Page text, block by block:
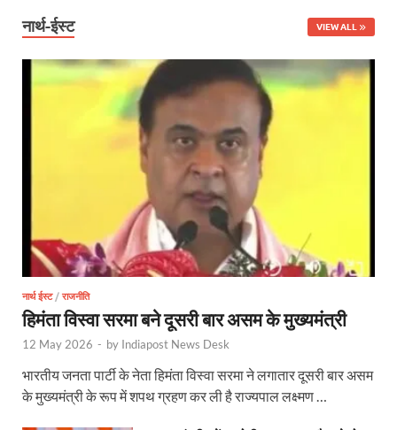
UP Police Recruitments: साल के आखिरी दिन युवाओं को
UP Tourism: योगी सरकार के प्रयास से सनातन का
Indian Railway Network: 2026 के लिए मंच तैयार
Severe cold wave: यूपी में 12वीं तक के सभी स्कूल 1
Ghoda Library Nainital: CM पुष्कर सिंह धामी ने घोड़ा
Millets Organic Food Start UP : सीएम योगी की
Kunda Raja Bhaiya: राजा भैया को मिला 1.5 करोड का
Ankita Bhandari Case: अंकिता भंडारी केस से संबंधित
नार्थ-ईस्ट VIEW ALL
नार्थ ईस्ट/ राजनीति
हिमंता विस्वा सरमा बने दूसरी बार असम के मुख्यमंत्री
12 May 2026 - by Indiapost News Desk
भारतीय जनता पार्टी के नेता हिमंता विस्वा सरमा ने लगातार दूसरी बार असम
के मुख्यमंत्री के रूप में शपथ ग्रहण कर ली है राज्यपाल लक्ष्मण …